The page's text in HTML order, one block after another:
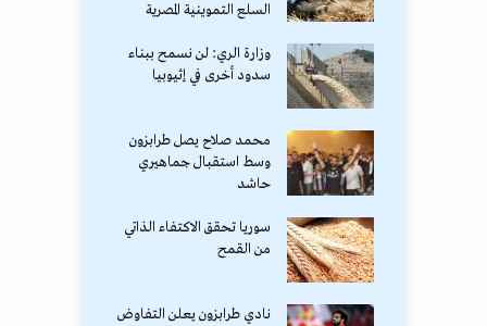
السلع التموينية المصرية
وزارة الري: لن نسمح ببناء
سدود أخرى في إثيوبيا
محمد صلاح يصل طرابزون
وسط استقبال جماهيري
حاشد
سوريا تحقق الاكتفاء الذاتي
من القمح
نادي طرابزون يعلن التفاوض